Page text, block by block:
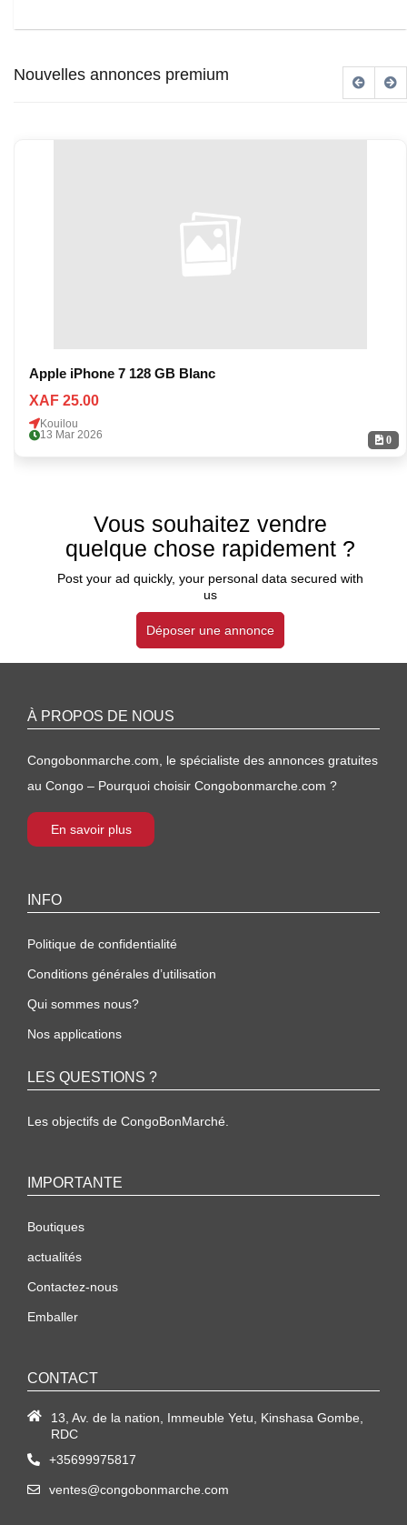
Nouvelles annonces premium
0
Apple iPhone 7 128 GB Blanc
XAF 25.00
Kouilou
13 Mar 2026
Vous souhaitez vendre
quelque chose rapidement ?
Post your ad quickly, your personal data secured with
us
Déposer une annonce
À PROPOS DE NOUS
Congobonmarche.com, le spécialiste des annonces gratuites
au Congo – Pourquoi choisir Congobonmarche.com ?
En savoir plus
INFO
Politique de confidentialité
Conditions générales d’utilisation
Qui sommes nous?
Nos applications
LES QUESTIONS ?
Les objectifs de CongoBonMarché.
IMPORTANTE
Boutiques
actualités
Contactez-nous
Emballer
CONTACT
13, Av. de la nation, Immeuble Yetu, Kinshasa Gombe,
RDC
+35699975817
ventes@congobonmarche.com